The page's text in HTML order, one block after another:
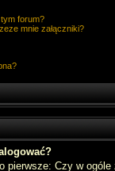
forum?
mnie załączniki?
pierwsze: Czy w